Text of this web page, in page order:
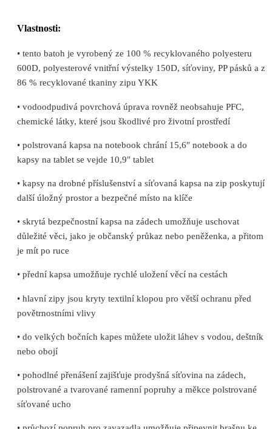
Vlastnosti:
• tento batoh je vyrobený ze 100 % recyklovaného polyesteru
600D, polyesterové vnitřní výstelky 150D, síťoviny, PP pásků a z
86 % recyklované tkaniny zipu YKK
• vodoodpudivá povrchová úprava rovněž neobsahuje PFC,
chemické látky, které jsou škodlivé pro životní prostředí
• polstrovaná kapsa na notebook chrání 15,6″ notebook a do
kapsy na tablet se vejde 10,9″ tablet
• kapsy na drobné příslušenství a síťovaná kapsa na zip poskytují
další úložný prostor a bezpečné místo na klíče
• skrytá bezpečnostní kapsa na zádech umožňuje uschovat
důležité věci, jako je občanský průkaz nebo peněženka, a přitom
je mít po ruce
• přední kapsa umožňuje rychlé uložení věcí na cestách
• hlavní zipy jsou kryty textilní klopou pro větší ochranu před
povětrnostními vlivy
• do velkých bočních kapes můžete uložit láhev s vodou, deštník
nebo obojí
• pohodlné přenášení zajišťuje prodyšná síťovina na zádech,
polstrované a tvarované ramenní popruhy a měkce polstrované
síťované ucho